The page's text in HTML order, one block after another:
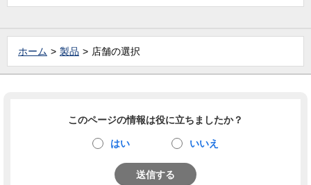
ホーム 製品 店舗の選択
このページの情報は役に立ちましたか？
はい いいえ
送信する